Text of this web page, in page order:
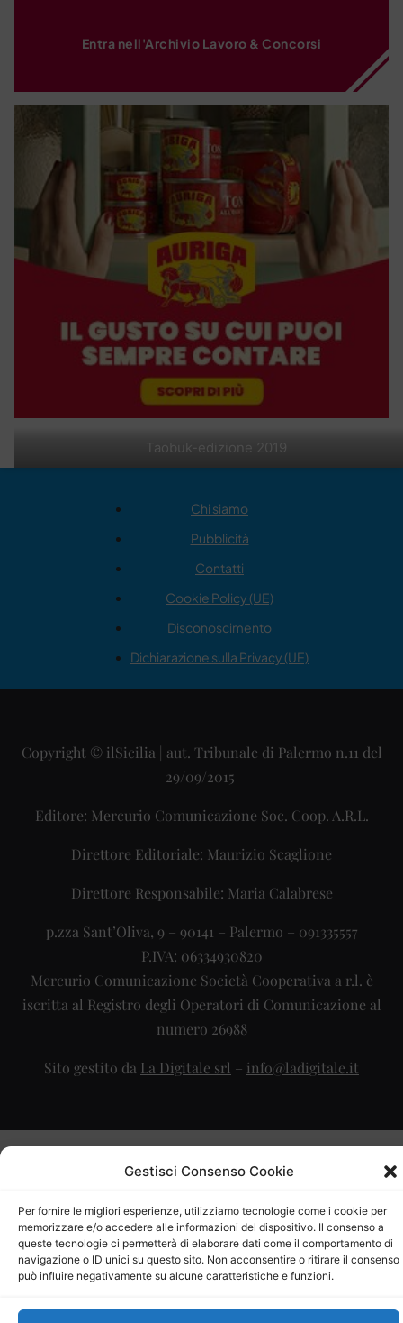
Gestisci Consenso Cookie
Per fornire le migliori esperienze, utilizziamo tecnologie come i cookie per
memorizzare e/o accedere alle informazioni del dispositivo. Il consenso a
queste tecnologie ci permetterà di elaborare dati come il comportamento di
navigazione o ID unici su questo sito. Non acconsentire o ritirare il consenso
può influire negativamente su alcune caratteristiche e funzioni.
Taobuk-edizione 2019
Entra nell'Archivio Lavoro & Concorsi
Chi siamo
Pubblicità
Contatti
Cookie Policy (UE)
Disconoscimento
Dichiarazione sulla Privacy (UE)
Copyright © ilSicilia | aut. Tribunale di Palermo n.11 del
29/09/2015
Editore: Mercurio Comunicazione Soc. Coop. A.R.L.
Direttore Editoriale: Maurizio Scaglione
Direttore Responsabile: Maria Calabrese
p.zza Sant’Oliva, 9 – 90141 – Palermo – 091335557
P.IVA: 06334930820
Mercurio Comunicazione Società Cooperativa a r.l. è
iscritta al Registro degli Operatori di Comunicazione al
numero 26988
Sito gestito da La Digitale srl – info@ladigitale.it